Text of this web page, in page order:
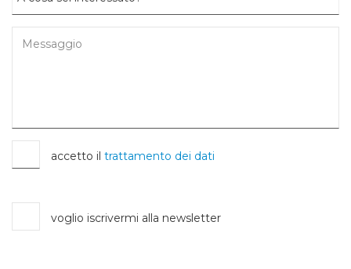
accetto il trattamento dei dati
voglio iscrivermi alla newsletter